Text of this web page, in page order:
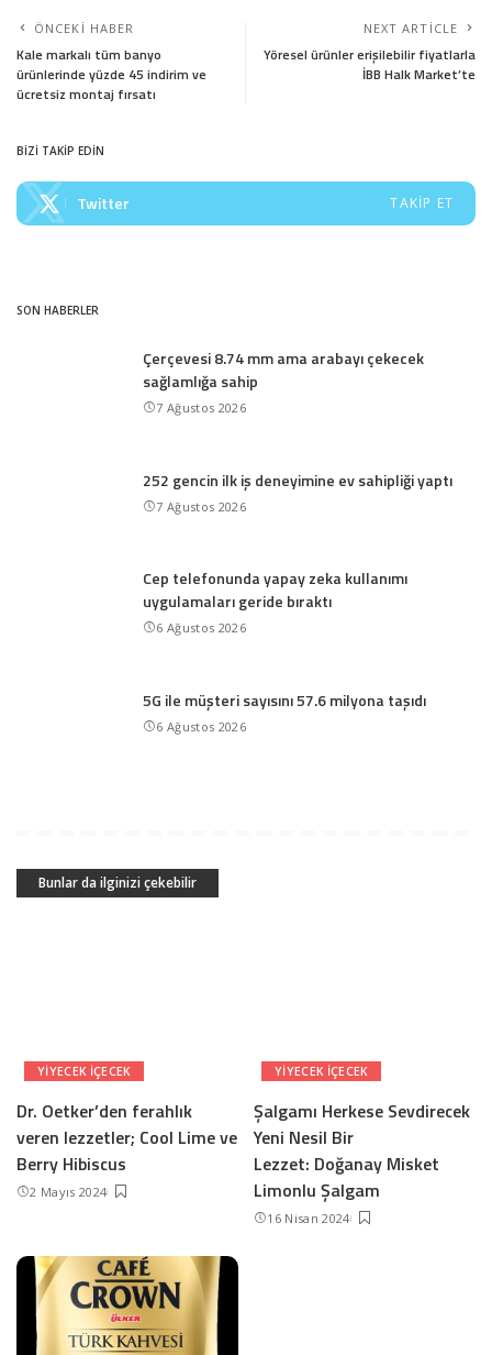
ÖNCEKI HABER
Kale markalı tüm banyo
ürünlerinde yüzde 45 indirim ve
ücretsiz montaj fırsatı
NEXT ARTICLE
Yöresel ürünler erişilebilir fiyatlarla
İBB Halk Market’te
BİZİ TAKİP EDİN
Twitter TAKIP ET
SON HABERLER
Çerçevesi 8.74 mm ama arabayı çekecek
sağlamlığa sahip
7 Ağustos 2026
252 gencin ilk iş deneyimine ev sahipliği yaptı
7 Ağustos 2026
Cep telefonunda yapay zeka kullanımı
uygulamaları geride bıraktı
6 Ağustos 2026
5G ile müşteri sayısını 57.6 milyona taşıdı
6 Ağustos 2026
Bunlar da ilginizi çekebilir
YIYECEK IÇECEK
Dr. Oetker’den ferahlık
veren lezzetler; Cool Lime ve
Berry Hibiscus
2 Mayıs 2024
YIYECEK IÇECEK
Şalgamı Herkese Sevdirecek
Yeni Nesil Bir
Lezzet: Doğanay Misket
Limonlu Şalgam
16 Nisan 2024